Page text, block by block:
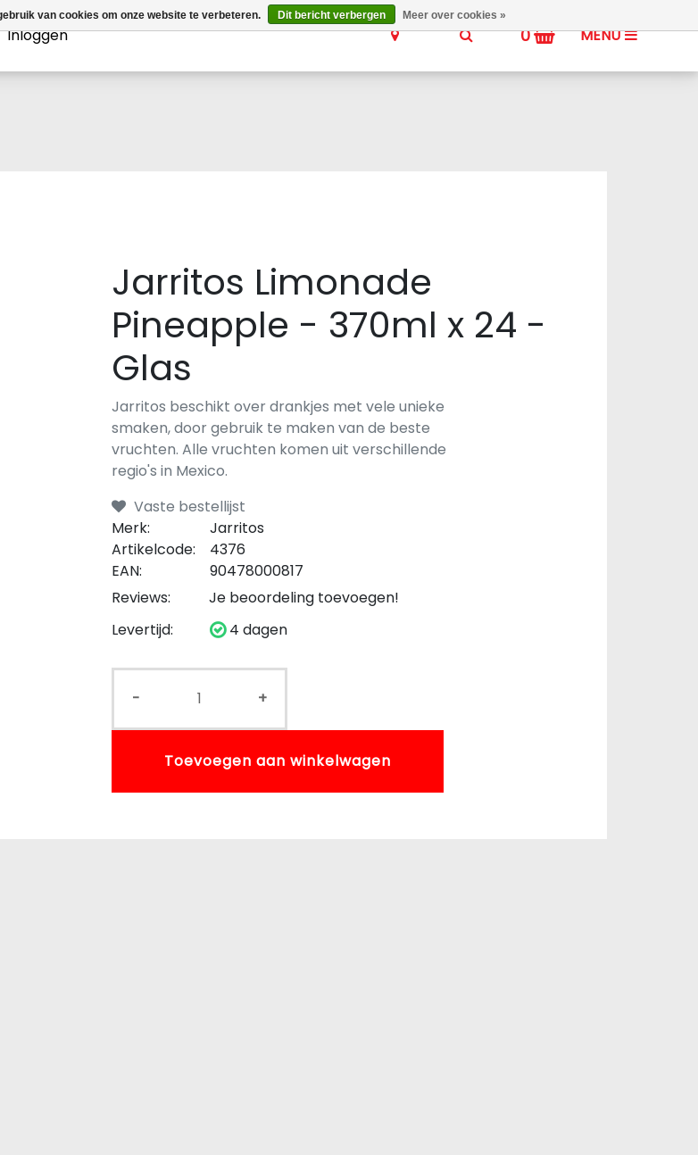
Inloggen MENU
0
Jarritos Limonade
Pineapple - 370ml x 24 -
Glas
Jarritos beschikt over drankjes met vele unieke
smaken, door gebruik te maken van de beste
vruchten. Alle vruchten komen uit verschillende
regio's in Mexico.
Vaste bestellijst
Merk:
Jarritos
Artikelcode:
4376
EAN:
90478000817
Reviews:
Je beoordeling toevoegen!
Levertijd:
4 dagen
- +
Toevoegen aan winkelwagen
van cookies om onze website te verbeteren. Dit bericht verbergen Meer over cookies »